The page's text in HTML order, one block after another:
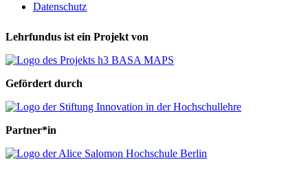
Datenschutz
Lehrfundus ist ein Projekt von
Gefördert durch
Partner*in